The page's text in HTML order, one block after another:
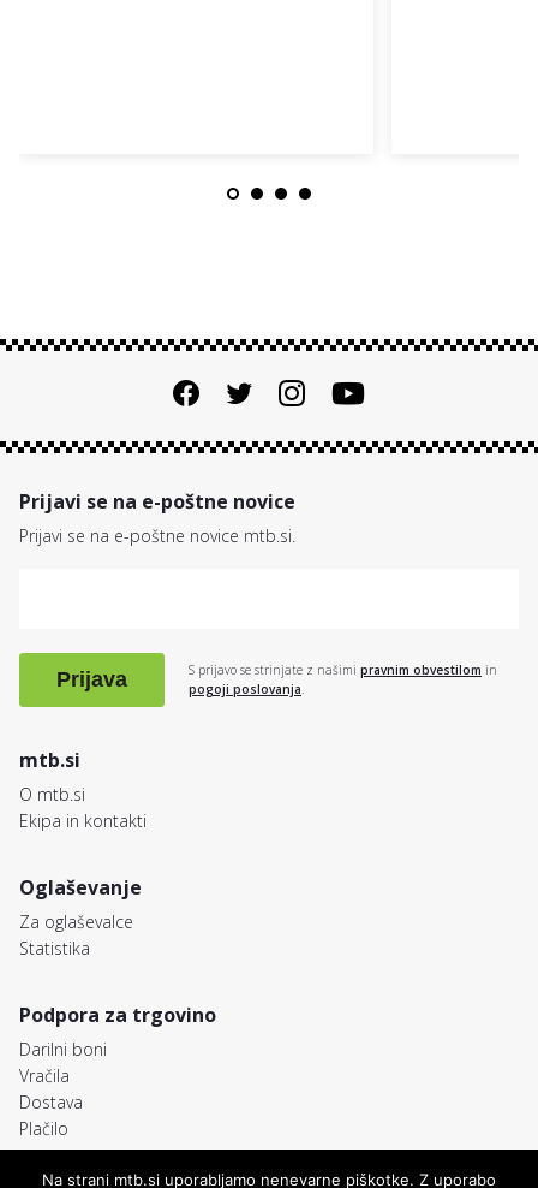
mtb.si
O mtb.si
Ekipa in kontakti
Oglaševanje
Za oglaševalce
Statistika
Podpora za trgovino
Darilni boni
Vračila
Dostava
Plačilo
Prijavi se na e-poštne novice
Prijavi se na e-poštne novice mtb.si.
Prijava S prijavo se strinjate z našimi pravnim obvestilom in
pogoji poslovanja.
Na strani mtb.si uporabljamo nenevarne piškotke. Z uporabo